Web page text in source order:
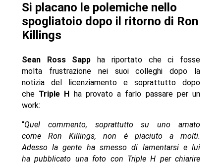
Si placano le polemiche nello
spogliatoio dopo il ritorno di Ron
Killings
Sean Ross Sapp ha riportato che ci fosse
molta frustrazione nei suoi colleghi dopo la
notizia del licenziamento e soprattutto dopo
che Triple H
ha provato a farlo passare per un
work:
“Quel commento, soprattutto su uno amato
come Ron Killings, non è piaciuto a molti.
Adesso la gente ha smesso di lamentarsi e lui
ha pubblicato una foto con Triple H per chiarire